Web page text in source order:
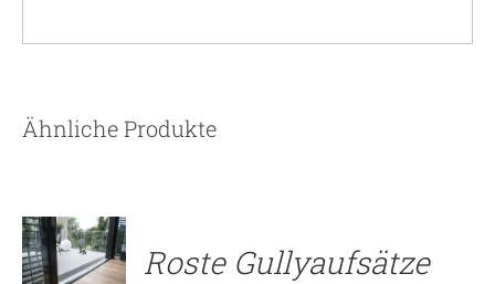
Ähnliche Produkte
Roste Gullyaufsätze